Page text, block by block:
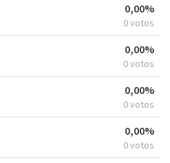
0,00%
0 votos
0,00%
0 votos
0,00%
0 votos
0,00%
0 votos